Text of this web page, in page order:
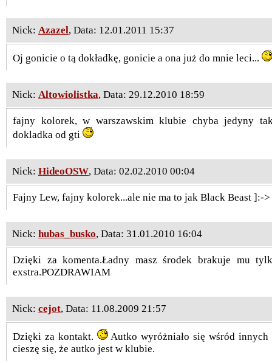
Nick: Azazel, Data: 12.01.2011 15:37
Oj gonicie o tą dokładkę, gonicie a ona już do mnie leci...
Nick: Altowiolistka, Data: 29.12.2010 18:59
fajny kolorek, w warszawskim klubie chyba jedyny
dokladka od gti
Nick: HideoOSW, Data: 02.02.2010 00:04
Fajny Lew, fajny kolorek...ale nie ma to jak Black Beast ]:-
Nick: hubas_busko, Data: 31.01.2010 16:04
Dzięki za komenta.Ładny masz środek brakuje mu
exstra.POZDRAWIAM
Nick: cejot, Data: 11.08.2009 21:57
Dzięki za kontakt.
Autko wyróżniało się wśród
cieszę się, że autko jest w klubie.